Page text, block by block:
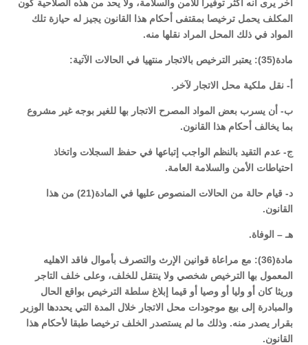
آخر يرى أنه أكثر توفيرا للأمن والسلامة، ولا يحد من هذه الصلاحية كون
المكلف يحمل ترخيصا بمقتفى أحكام هذا القانون يجيز له حيازة تلك
المواد في ذلك المحل المراد نقلها منه.
مادة(35): يعتبر الترخيص بالاتجار منتهيا في الحالات الآتية:
أ- نقل ملكية محل الاتجار لآخر.
ب- أن يسرب بعض المواد المصرح الاتجار بها للغير بوجه غير مشروع
بما يخالف أحكام هذا القانون.
ج- عدم التقيد بالنظم الواجب إتباعها في حفظ السجلات واتخاذ
احتياطات الأمن والسلامة العامة.
د- قيام حالة من الحالات المنصوص عليها في المادة(21) من هذا
القانون.
هـ – الوفاة.
مادة(36): مع مراعاة قوانين الإرث والتصرف بأموال فاقد الاهليه
المعمول بها الترخيص شخصي ولا ينتقل للخلف، وعلى خلف التاجر
وريثا كان أو وليا أو وصيا أو قيما إبلاغ سلطة الترخيص بواقع الحال
والمبادرة إلى بيع موجودات محل الاتجار خلال المدة التي يحددها الوزير
بقرار يصدر منه. وذلك ما لم يستصدر الخلف ترخيصا طبقا لأحكام هذا
القانون.